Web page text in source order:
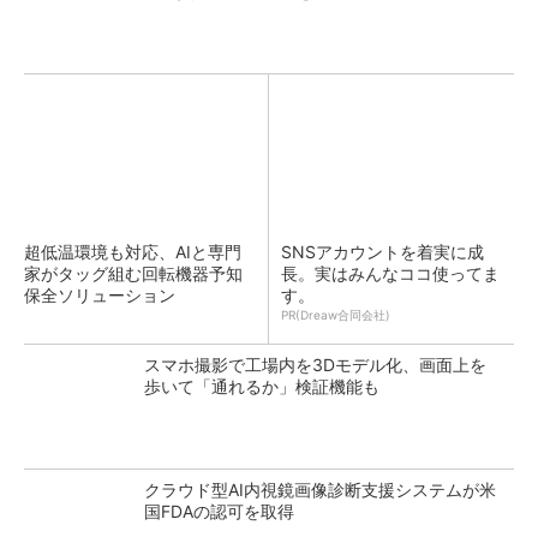
超低温環境も対応、AIと専門
家がタッグ組む回転機器予知
保全ソリューション
SNSアカウントを着実に成
長。実はみんなココ使ってま
す。
PR(Dreaw合同会社)
スマホ撮影で工場内を3Dモデル化、画面上を
歩いて「通れるか」検証機能も
クラウド型AI内視鏡画像診断支援システムが米
国FDAの認可を取得